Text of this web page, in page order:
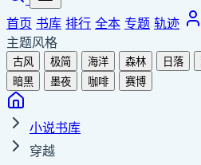
首页 书库 排行 全本 专题 轨迹
主题风格
古风 极简 海洋 森林 日落
暗黑
墨夜 咖啡 赛博
小说书库
穿越